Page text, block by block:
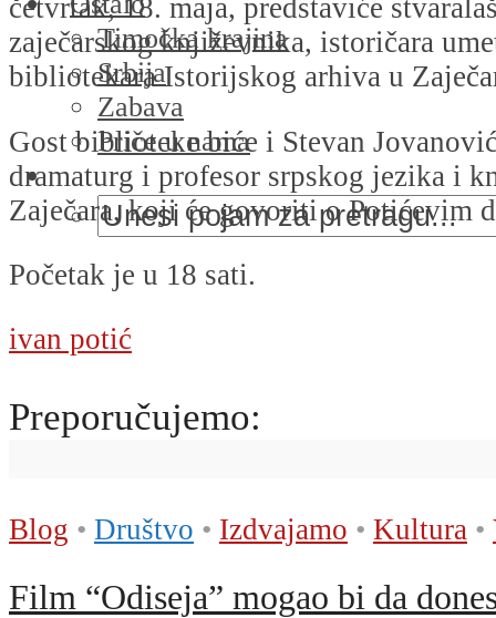
Timočka krajina
Srbija
Zabava
Priče u nama
četvrtak, 18. maja, predstaviće
zaječarskog književnika, istoričara
bibliotekara Istorijskog arhiva u
Gost biblioteke biće i Stevan
dramaturg i profesor srpskog jezika i
Zaječara, koji će govoriti o Potićevim
Početak je u 18 sati.
ivan potić
Preporučujemo:
Blog • Društvo • Izdvajamo • Kultura •
Film “Odiseja” mogao bi da